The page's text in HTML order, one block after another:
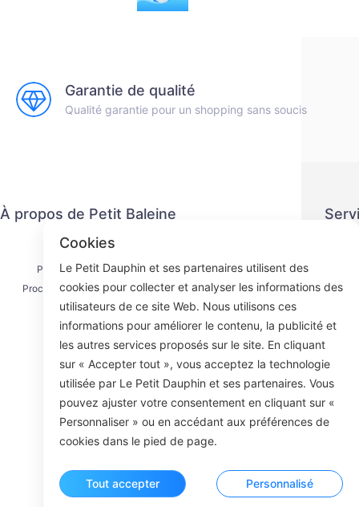
Garantie de qualité
Qualité garantie pour un shopping sans soucis
À propos de Petit Baleine
Nous contacter
Processus d'expédition
Processus de remboursement
À propos de nous
ROOM
Cookies
Le Petit Dauphin et ses partenaires utilisent des
cookies pour collecter et analyser les informations des
utilisateurs de ce site Web. Nous utilisons ces
informations pour améliorer le contenu, la publicité et
les autres services proposés sur le site. En cliquant
sur « Accepter tout », vous acceptez la technologie
utilisée par Le Petit Dauphin et ses partenaires. Vous
pouvez ajuster votre consentement en cliquant sur «
Personnaliser » ou en accédant aux préférences de
cookies dans le pied de page.
Tout accepter Personnalisé